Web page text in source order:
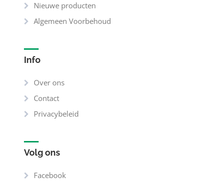
Nieuwe producten
Algemeen Voorbehoud
Info
Over ons
Contact
Privacybeleid
Volg ons
Facebook